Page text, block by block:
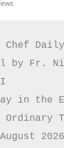
Chef
by Fr.
in the
Ordinary
2026